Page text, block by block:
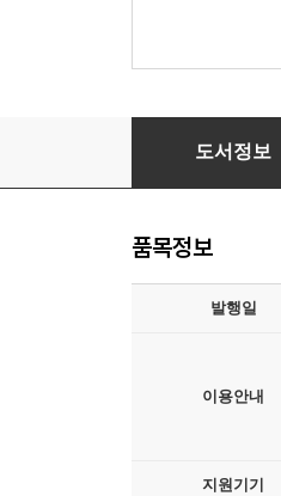
테세우스 패러독스
도서정보
품목정보
발행일
이용안내
지원기기